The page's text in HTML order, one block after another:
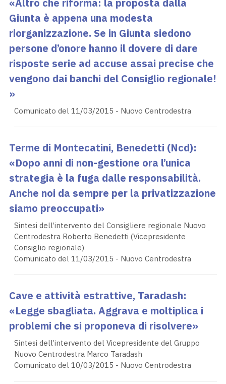
«Altro che riforma: la proposta dalla
Giunta è appena una modesta
riorganizzazione. Se in Giunta siedono
persone d’onore hanno il dovere di dare
risposte serie ad accuse assai precise che
vengono dai banchi del Consiglio regionale!
»
Comunicato del 11/03/2015 - Nuovo Centrodestra
Terme di Montecatini, Benedetti (Ncd):
«Dopo anni di non-gestione ora l’unica
strategia è la fuga dalle responsabilità.
Anche noi da sempre per la privatizzazione
siamo preoccupati»
Sintesi dell’intervento del Consigliere regionale Nuovo
Centrodestra Roberto Benedetti (Vicepresidente
Consiglio regionale)
Comunicato del 11/03/2015 - Nuovo Centrodestra
Cave e attività estrattive, Taradash:
«Legge sbagliata. Aggrava e moltiplica i
problemi che si proponeva di risolvere»
Sintesi dell’intervento del Vicepresidente del Gruppo
Nuovo Centrodestra Marco Taradash
Comunicato del 10/03/2015 - Nuovo Centrodestra